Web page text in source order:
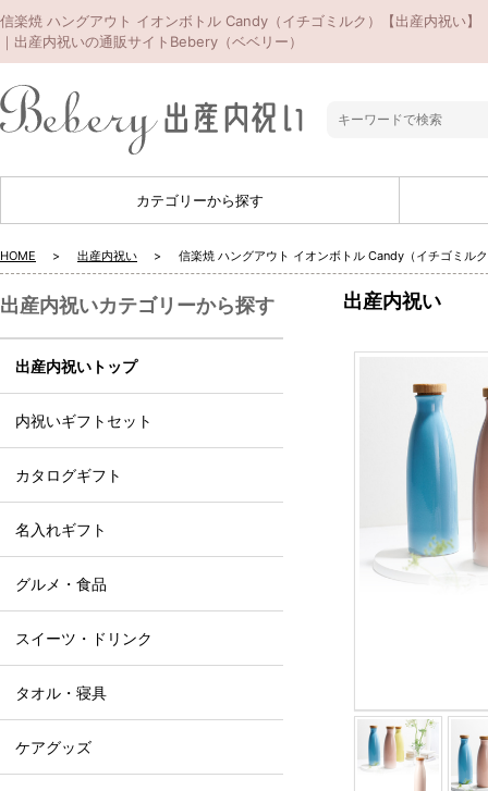
信楽焼 ハングアウト イオンボトル Candy（イチゴミルク）【出産内祝い】
｜出産内祝いの通販サイトBebery（ベベリー）
カテゴリーから探す
HOME 出産内祝い 信楽焼 ハングアウト イオンボトル Candy（イチゴミル
出産内祝い
出産内祝いカテゴリーから探す
出産内祝いトップ
内祝いギフトセット
カタログギフト
名入れギフト
グルメ・食品
スイーツ・ドリンク
タオル・寝具
ケアグッズ